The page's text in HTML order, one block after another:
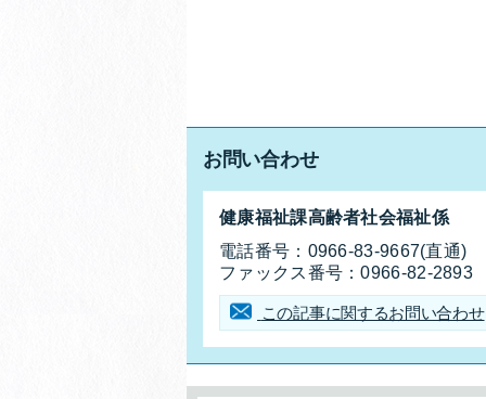
お問い合わせ
お問合せ先
健康福祉課高齢者社会福祉係
電話番号： 0966-83-9667(直通)
ファックス番号：0966-82-2893
この記事に関するお問い合わせ